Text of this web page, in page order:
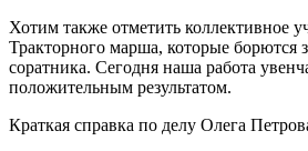
Хотим также отметить коллективное
Тракторного марша, которые борются
соратника. Сегодня наша работа
положительным результатом.
Краткая справка по делу Олега